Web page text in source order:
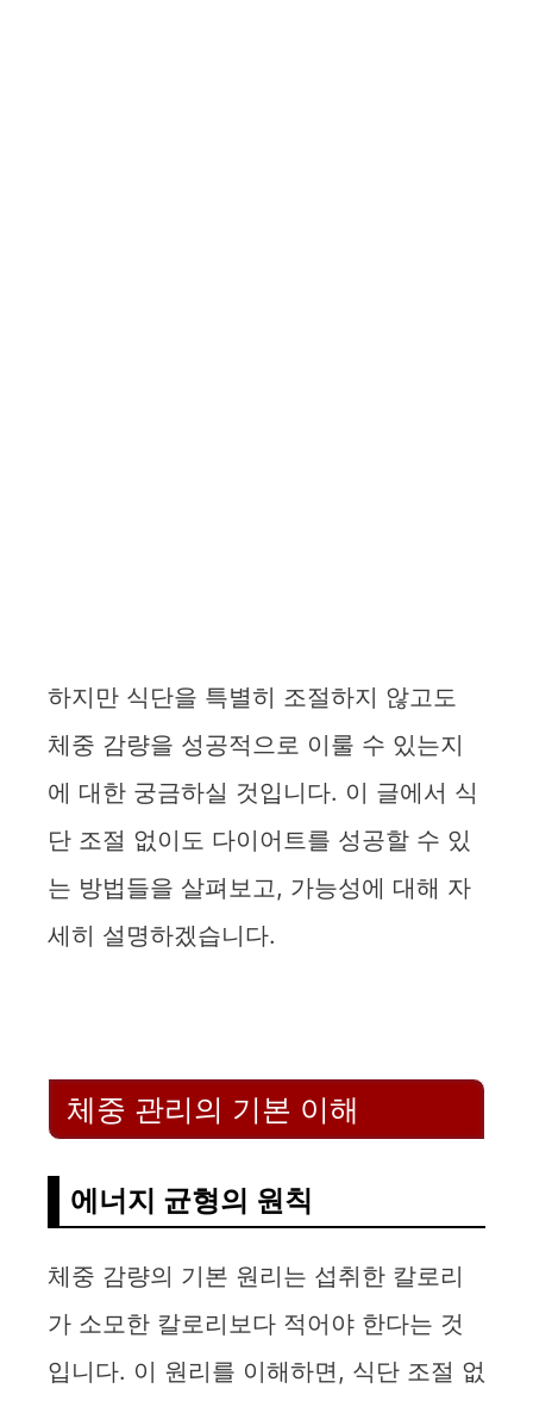
하지만 식단을 특별히 조절하지 않고도
체중 감량을 성공적으로 이룰 수 있는지
에 대한 궁금하실 것입니다. 이 글에서 식
단 조절 없이도 다이어트를 성공할 수 있
는 방법들을 살펴보고, 가능성에 대해 자
세히 설명하겠습니다.
체중 관리의 기본 이해
에너지 균형의 원칙
체중 감량의 기본 원리는 섭취한 칼로리
가 소모한 칼로리보다 적어야 한다는 것
입니다. 이 원리를 이해하면, 식단 조절 없